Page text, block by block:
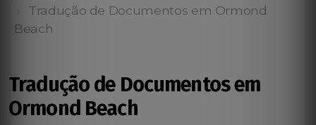
Tradução de Documentos em Ormond
Beach
Tradução de Documentos em
Ormond Beach